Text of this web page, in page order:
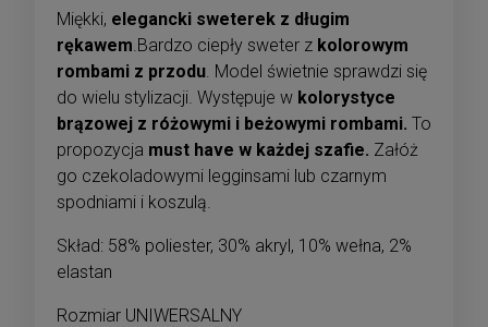
Miękki, elegancki sweterek z długim
rękawem .Bardzo ciepły sweter z kolorowym
rombami z przodu . Model świetnie sprawdzi się
do wielu stylizacji. Występuje w kolorystyce
brązowej z różowymi i beżowymi rombami. To
propozycja must have w każdej szafie. Załóż
go czekoladowymi legginsami lub czarnym
spodniami i koszulą.
Skład: 58% poliester, 30% akryl, 10% wełna, 2%
elastan
Rozmiar UNIWERSALNY